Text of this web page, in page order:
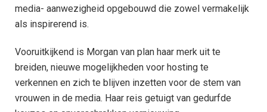
media- aanwezigheid opgebouwd die zowel vermakelijk
als inspirerend is.
Vooruitkijkend is Morgan van plan haar merk uit te
breiden, nieuwe mogelijkheden voor hosting te
verkennen en zich te blijven inzetten voor de stem van
vrouwen in de media. Haar reis getuigt van gedurfde